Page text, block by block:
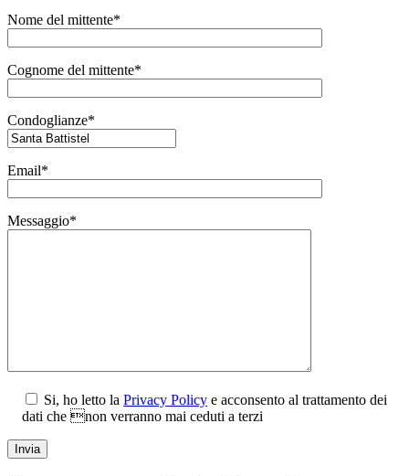
Nome del mittente*
Cognome del mittente*
Condoglianze*
Email*
Messaggio*
Si, ho letto la Privacy Policy e acconsento al trattamento dei
dati che non verranno mai ceduti a terzi